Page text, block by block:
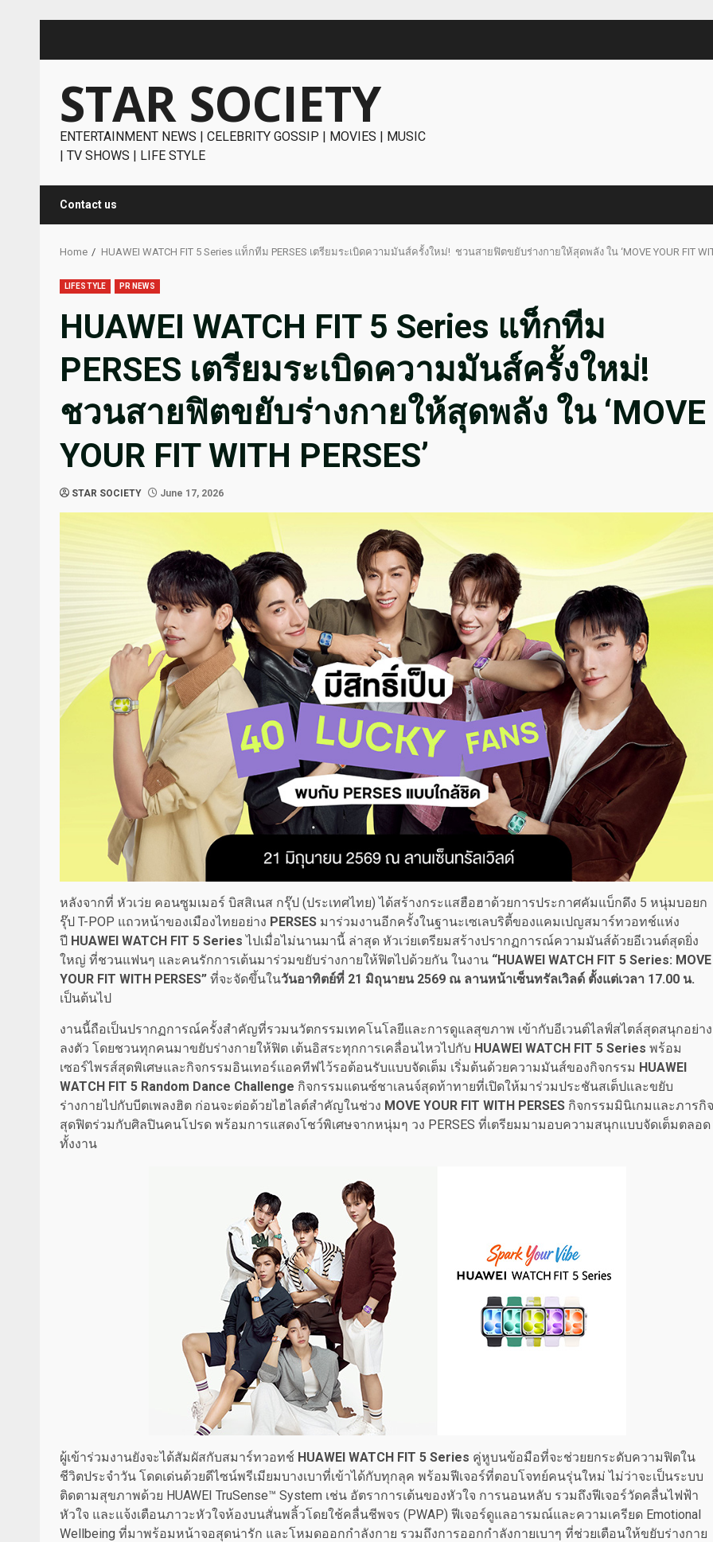
STAR SOCIETY
ENTERTAINMENT NEWS | CELEBRITY GOSSIP | MOVIES | MUSIC
| TV SHOWS | LIFE STYLE
Contact us
Home HUAWEI WATCH FIT 5 Series แท็กทีม PERSES เตรียมระเบิดความมันส์ครั้งใหม่! ชวนสายฟิตขยับร่างกายให้สุดพลัง ใน ‘MOVE YOUR FIT
LIFESTYLE PR NEWS
HUAWEI WATCH FIT 5 Series แท็กทีม
PERSES เตรียมระเบิดความมันส์ครั้งใหม่!
ชวนสายฟิตขยับร่างกายให้สุดพลัง ใน ‘MOVE
YOUR FIT WITH PERSES’
STAR SOCIETY June 17, 2026
หลังจากที่ หัวเว่ย คอนซูมเมอร์ บิสสิเนส กรุ๊ป (ประเทศไทย) ได้สร้างกระแสฮือฮาด้วยการประกาศคัมแบ็กดึง 5 หนุ่มบอยก
รุ๊ป T-POP แถวหน้าของเมืองไทยอย่าง PERSES มาร่วมงานอีกครั้งในฐานะเซเลบริตี้ของแคมเปญสมาร์ทวอทช์แห่ง
ปี HUAWEI WATCH FIT 5 Series ไปเมื่อไม่นานมานี้ ล่าสุด หัวเว่ยเตรียมสร้างปรากฏการณ์ความมันส์ด้วยอีเวนต์สุดยิ่ง
ใหญ่ ที่ชวนแฟนๆ และคนรักการเต้นมาร่วมขยับร่างกายให้ฟิตไปด้วยกัน ในงาน “HUAWEI WATCH FIT 5 Series: MOVE
YOUR FIT WITH PERSES” ที่จะจัดขึ้นในวันอาทิตย์ที่ 21 มิถุนายน 2569 ณ ลานหน้าเซ็นทรัลเวิลด์ ตั้งแต่เวลา 17.00 น.
เป็นต้นไป
งานนี้ถือเป็นปรากฏการณ์ครั้งสำคัญที่รวมนวัตกรรมเทคโนโลยีและการดูแลสุขภาพ เข้ากับอีเวนต์ไลฟ์สไตล์สุดสนุกอย่าง
ลงตัว โดยชวนทุกคนมาขยับร่างกายให้ฟิต เต้นอิสระทุกการเคลื่อนไหวไปกับ HUAWEI WATCH FIT 5 Series พร้อม
เซอร์ไพรส์สุดพิเศษและกิจกรรมอินเทอร์แอคทีฟไว้รอต้อนรับแบบจัดเต็ม เริ่มต้นด้วยความมันส์ของกิจกรรม HUAWEI
WATCH FIT 5 Random Dance Challenge กิจกรรมแดนซ์ชาเลนจ์สุดท้าทายที่เปิดให้มาร่วมประชันสเต็ปและขยับ
ร่างกายไปกับบีตเพลงฮิต ก่อนจะต่อด้วยไฮไลต์สำคัญในช่วง MOVE YOUR FIT WITH PERSES กิจกรรมมินิเกมและภารกิจ
สุดฟิตร่วมกับศิลปินคนโปรด พร้อมการแสดงโชว์พิเศษจากหนุ่มๆ วง PERSES ที่เตรียมมามอบความสนุกแบบจัดเต็มตลอด
ทั้งงาน
ผู้เข้าร่วมงานยังจะได้สัมผัสกับสมาร์ทวอทช์ HUAWEI WATCH FIT 5 Series คู่หูบนข้อมือที่จะช่วยยกระดับความฟิตใน
ชีวิตประจำวัน โดดเด่นด้วยดีไซน์พรีเมียมบางเบาที่เข้าได้กับทุกลุค พร้อมฟีเจอร์ที่ตอบโจทย์คนรุ่นใหม่ ไม่ว่าจะเป็นระบบ
ติดตามสุขภาพด้วย HUAWEI TruSense™ System เช่น อัตราการเต้นของหัวใจ การนอนหลับ รวมถึงฟีเจอร์วัดคลื่นไฟฟ้า
หัวใจ และแจ้งเตือนภาวะหัวใจห้องบนสั่นพลิ้วโดยใช้คลื่นชีพจร (PWAP) ฟีเจอร์ดูแลอารมณ์และความเครียด Emotional
Wellbeing ที่มาพร้อมหน้าจอสุดน่ารัก และโหมดออกกำลังกาย รวมถึงการออกกำลังกายเบาๆ ที่ช่วยเตือนให้ขยับร่างกาย